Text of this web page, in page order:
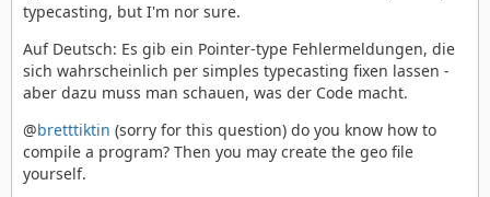
typecasting, but I'm nor sure.
Auf Deutsch: Es gib ein Pointer-type Fehlermeldungen, die
sich wahrscheinlich per simples typecasting fixen lassen -
aber dazu muss man schauen, was der Code macht.
@bretttiktin (sorry for this question) do you know how to
compile a program? Then you may create the geo file
yourself.